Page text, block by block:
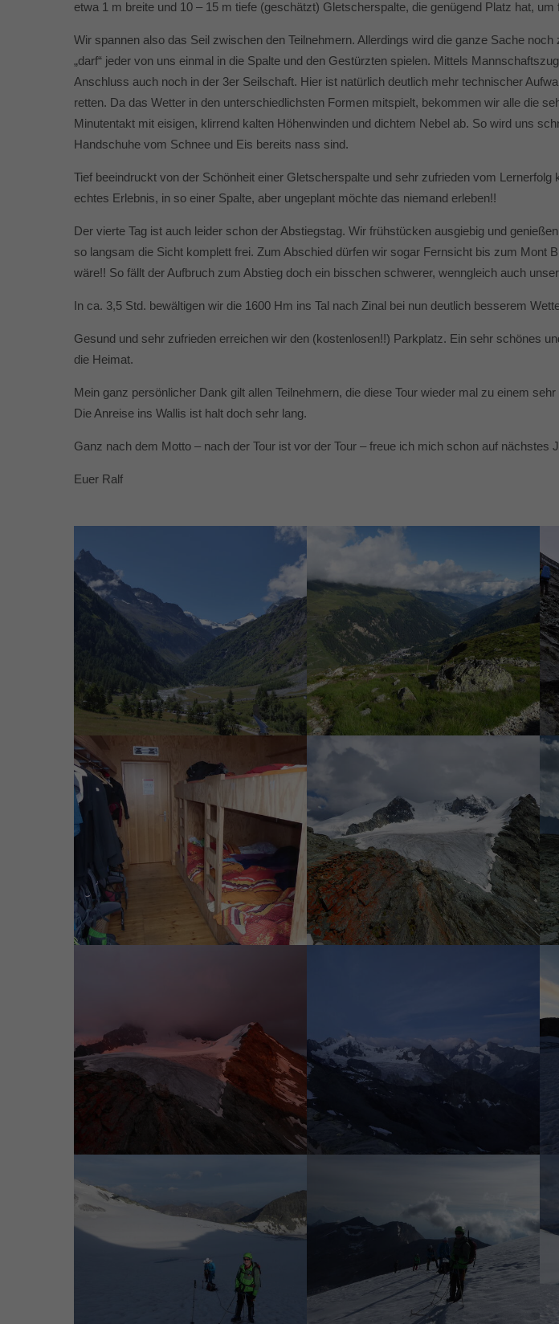
etwa 1 m breite und 10 – 15 m tiefe (geschätzt) Gletscherspalte, die genügend Platz hat, um
Wir spannen also das Seil zwischen den Teilnehmern. Allerdings wird die ganze Sache
„darf“ jeder von uns einmal in die Spalte und den Gestürzten spielen. Mittels
Anschluss auch noch in der 3er Seilschaft. Hier ist natürlich deutlich mehr technischer
retten. Da das Wetter in den unterschiedlichsten Formen mitspielt, bekommen wir alle die
Minutentakt mit eisigen, klirrend kalten Höhenwinden und dichtem Nebel ab. So wird uns
Handschuhe vom Schnee und Eis bereits nass sind.
Tief beeindruckt von der Schönheit einer Gletscherspalte und sehr zufrieden vom
echtes Erlebnis, in so einer Spalte, aber ungeplant möchte das niemand erleben!!
Der vierte Tag ist auch leider schon der Abstiegstag. Wir frühstücken ausgiebig und
so langsam die Sicht komplett frei. Zum Abschied dürfen wir sogar Fernsicht bis zum Mont
wäre!! So fällt der Aufbruch zum Abstieg doch ein bisschen schwerer, wenngleich auch
In ca. 3,5 Std. bewältigen wir die 1600 Hm ins Tal nach Zinal bei nun deutlich besserem
Gesund und sehr zufrieden erreichen wir den (kostenlosen!!) Parkplatz. Ein sehr schönes
die Heimat.
Mein ganz persönlicher Dank gilt allen Teilnehmern, die diese Tour wieder mal zu einem
Die Anreise ins Wallis ist halt doch sehr lang.
Ganz nach dem Motto – nach der Tour ist vor der Tour – freue ich mich schon auf nächstes
Euer Ralf
Aufbruch in Zinal Das Val d'Anniviers
12er Zimmer
Bishorn, Weisshorn und Tete du
Milon (v.ln.r.)
Was für eine Stimmung
Zinalrothorn, Obergabelhorn und
Dent Blanche in der Morgendämmerung
Die Sonne kommt
Auf 3900 m entscheiden wir
umzukehren